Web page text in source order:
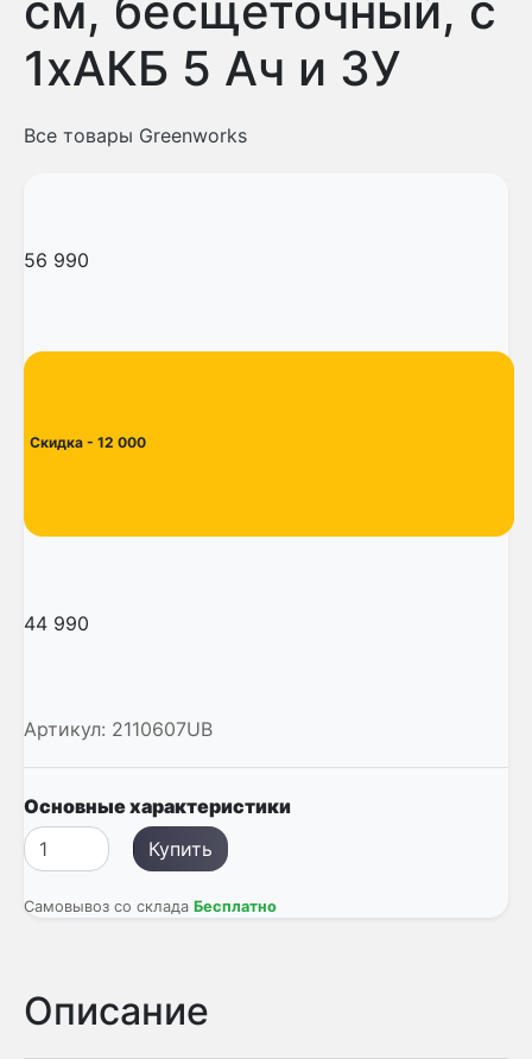
1хАКБ 5 Ач и ЗУ
Все товары Greenworks
56 990
Скидка - 12 000
44 990
Артикул: 2110607UB
Основные характеристики
Купить
Самовывоз со склада Бесплатно
Описание